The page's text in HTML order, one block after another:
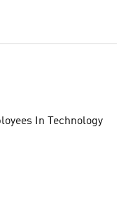
In Technology